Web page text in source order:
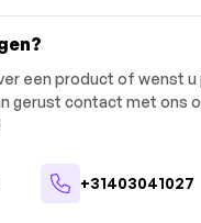
een product of wenst u
gerust contact met ons
+31403041027